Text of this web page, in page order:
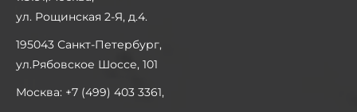
ул. Рощинская 2-Я, д.4.
195043 Санкт-Петербург,
ул.Рябовское Шоссе, 101
Москва: +7 (499) 403 3361,